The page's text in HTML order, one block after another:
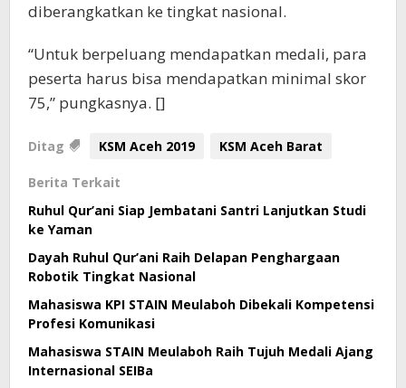
diberangkatkan ke tingkat nasional.
“Untuk berpeluang mendapatkan medali, para
peserta harus bisa mendapatkan minimal skor
75,” pungkasnya. []
Ditag KSM Aceh 2019 KSM Aceh Barat
Berita Terkait
Ruhul Qur’ani Siap Jembatani Santri Lanjutkan Studi
ke Yaman
Dayah Ruhul Qur’ani Raih Delapan Penghargaan
Robotik Tingkat Nasional
Mahasiswa KPI STAIN Meulaboh Dibekali Kompetensi
Profesi Komunikasi
Mahasiswa STAIN Meulaboh Raih Tujuh Medali Ajang
Internasional SEIBa